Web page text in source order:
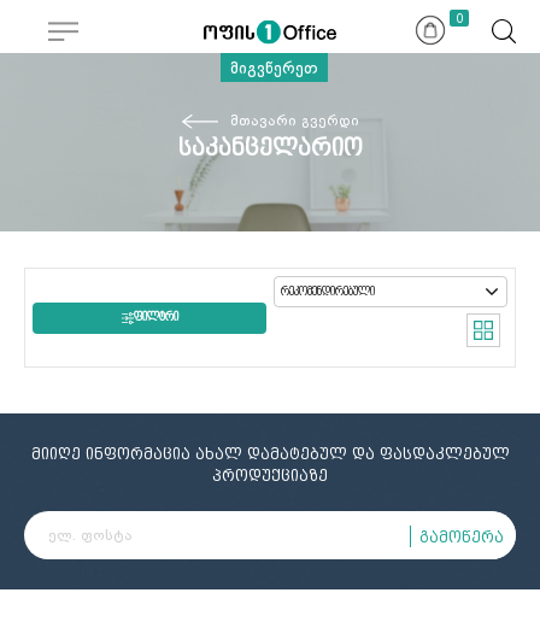
0
მიგვწერეთ
მთავარი გვერდი
საკანცელარიო
ᲤᲘᲚᲢᲠᲘ
მიიღე ინფორმაცია ახალ დამატებულ და ფასდაკლებულ
პროდუქციაზე
გამოწერა